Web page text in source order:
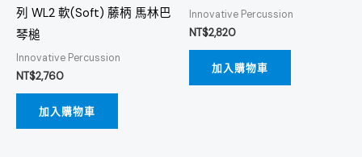
列 WL2 軟(Soft) 藤柄 馬林巴
琴槌
Innovative Percussion
NT$2,760
加入購物車
Innovative Percussion
NT$2,820
加入購物車